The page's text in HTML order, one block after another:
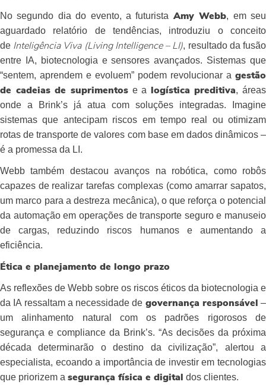
No segundo dia do evento, a futurista Amy Webb, em seu
aguardado relatório de tendências, introduziu o conceito
de Inteligência Viva (Living Intelligence – LI), resultado da fusão
entre IA, biotecnologia e sensores avançados. Sistemas que
“sentem, aprendem e evoluem” podem revolucionar a gestão
de cadeias de suprimentose a logística preditiva, áreas
onde a Brink’s já atua com soluções integradas. Imagine
sistemas que antecipam riscos em tempo real ou otimizam
rotas de transporte de valores com base em dados dinâmicos –
é a promessa da LI.
Webb também destacou avanços na robótica, como robôs
capazes de realizar tarefas complexas (como amarrar sapatos,
um marco para a destreza mecânica), o que reforça o potencial
da automação em operações de transporte seguro e manuseio
de cargas, reduzindo riscos humanos e aumentando a
eficiência.
Ética e planejamento de longo prazo
As reflexões de Webb sobre os riscos éticos da biotecnologia e
da IA ressaltam a necessidade de governança responsável
–
um alinhamento natural com os padrões rigorosos de
segurança e compliance da Brink’s. “As decisões da próxima
década determinarão o destino da civilização”, alertou a
especialista, ecoando a importância de investir em tecnologias
que priorizem a segurança física e digital dos clientes.